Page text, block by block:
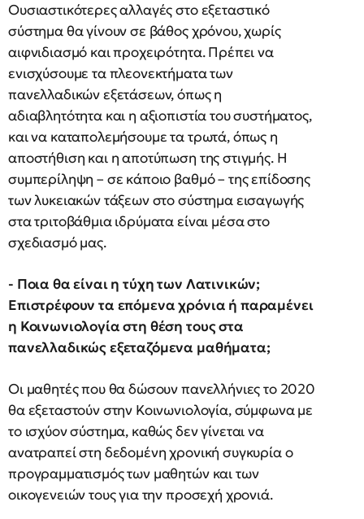
Ουσιαστικότερες αλλαγές στο εξεταστικό
σύστημα θα γίνουν σε βάθος χρόνου, χωρίς
αιφνιδιασμό και προχειρότητα. Πρέπει να
ενισχύσουμε τα πλεονεκτήματα των
πανελλαδικών εξετάσεων, όπως η
αδιαβλητότητα και η αξιοπιστία του συστήματος,
και να καταπολεμήσουμε τα τρωτά, όπως η
αποστήθιση και η αποτύπωση της στιγμής. Η
συμπερίληψη – σε κάποιο βαθμό – της επίδοσης
των λυκειακών τάξεων στο σύστημα εισαγωγής
στα τριτοβάθμια ιδρύματα είναι μέσα στο
σχεδιασμό μας.
- Ποια θα είναι η τύχη των Λατινικών;
Επιστρέφουν τα επόμενα χρόνια ή παραμένει
η Κοινωνιολογία στη θέση τους στα
πανελλαδικώς εξεταζόμενα μαθήματα;
Οι μαθητές που θα δώσουν πανελλήνιες το 2020
θα εξεταστούν στην Κοινωνιολογία, σύμφωνα με
το ισχύον σύστημα, καθώς δεν γίνεται να
ανατραπεί στη δεδομένη χρονική συγκυρία ο
προγραμματισμός των μαθητών και των
οικογενειών τους για την προσεχή χρονιά.